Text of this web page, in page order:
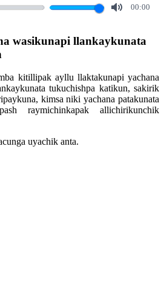
00:00
wasikunapi llankaykunata
kitillipak ayllu llaktakunapi yachana
tukuchishpa katikun, sakirik
kimsa niki yachana patakunata
raymichinkapak allichirikunchik
uyachik anta.